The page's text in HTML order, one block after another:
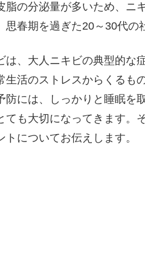
脂の分泌量が多いため、ニ
思春期を過ぎた20～30代の
は、大人ニキビの典型的な
生活のストレスからくるも
防には、しっかりと睡眠を
ても大切になってきます。
トについてお伝えします。